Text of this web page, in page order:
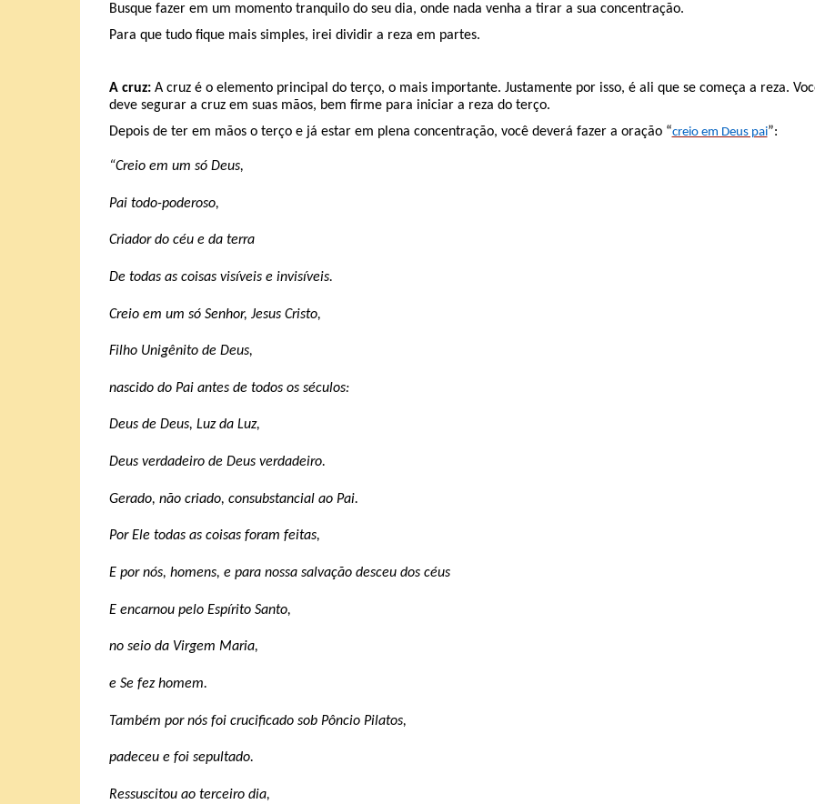
Busque fazer em um momento tranquilo do seu dia, onde nada venha a tirar a sua concentração.
Para que tudo fique mais simples, irei dividir a reza em partes.
A cruz: A cruz é o elemento principal do terço, o mais importante. Justamente por isso, é ali que se começa a reza.
deve segurar a cruz em suas mãos, bem firme para iniciar a reza do terço.
Depois de ter em mãos o terço e já estar em plena concentração, você deverá fazer a oração “creio em Deus pai”:
“Creio em um só Deus,
Pai todo-poderoso,
Criador do céu e da terra
De todas as coisas visíveis e invisíveis.
Creio em um só Senhor, Jesus Cristo,
Filho Unigênito de Deus,
nascido do Pai antes de todos os séculos:
Deus de Deus, Luz da Luz,
Deus verdadeiro de Deus verdadeiro.
Gerado, não criado, consubstancial ao Pai.
Por Ele todas as coisas foram feitas,
E por nós, homens, e para nossa salvação desceu dos céus
E encarnou pelo Espírito Santo,
no seio da Virgem Maria,
e Se fez homem.
Também por nós foi crucificado sob Pôncio Pilatos,
padeceu e foi sepultado.
Ressuscitou ao terceiro dia,